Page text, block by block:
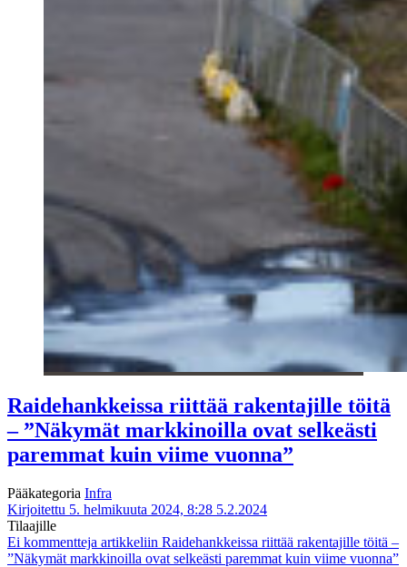
Raidehankkeissa riittää rakentajille töitä
– ”Näkymät markkinoilla ovat selkeästi
paremmat kuin viime vuonna”
Pääkategoria Infra
Kirjoitettu 5. helmikuuta 2024, 8:28 5.2.2024
Tilaajille
Ei kommentteja artikkeliin Raidehankkeissa riittää rakentajille töitä –
”Näkymät markkinoilla ovat selkeästi paremmat kuin viime vuonna”